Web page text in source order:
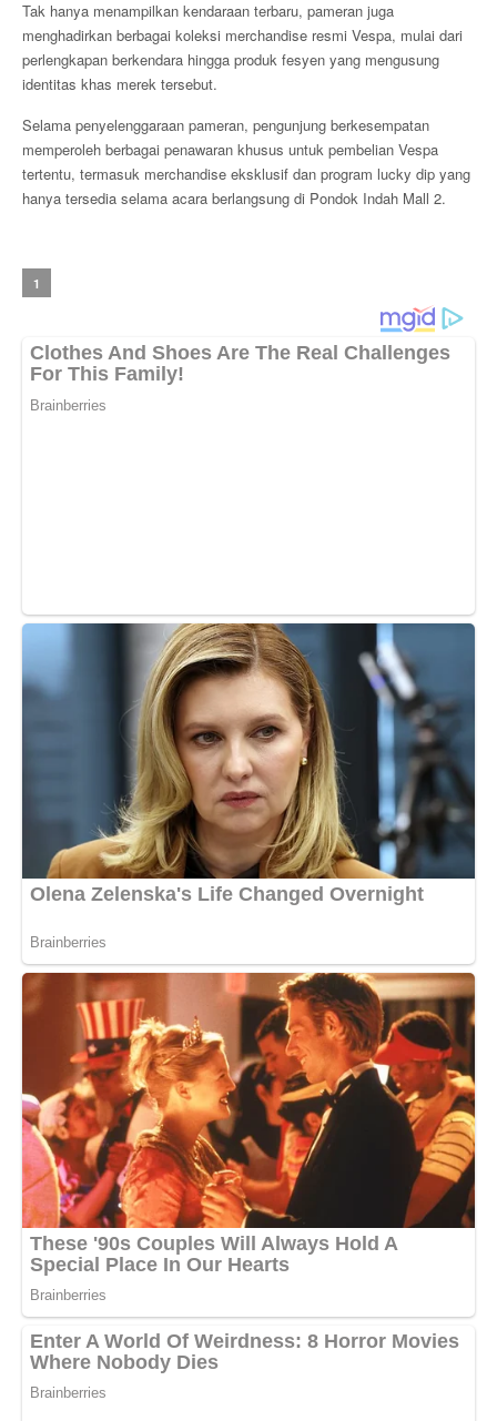
Tak hanya menampilkan kendaraan terbaru, pameran juga
menghadirkan berbagai koleksi merchandise resmi Vespa, mulai dari
perlengkapan berkendara hingga produk fesyen yang mengusung
identitas khas merek tersebut.
Selama penyelenggaraan pameran, pengunjung berkesempatan
memperoleh berbagai penawaran khusus untuk pembelian Vespa
tertentu, termasuk merchandise eksklusif dan program lucky dip yang
hanya tersedia selama acara berlangsung di Pondok Indah Mall 2.
1